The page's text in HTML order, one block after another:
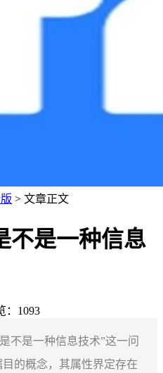
> 文章正文
不是一种信息
：1093
不是一种信息技术”这一问
的概念，其属性界定存在